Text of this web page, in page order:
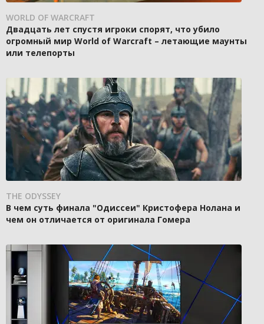
WORLD OF WARCRAFT
Двадцать лет спустя игроки спорят, что убило
огромный мир World of Warcraft – летающие маунты
или телепорты
THE ODYSSEY
В чем суть финала "Одиссеи" Кристофера Нолана и
чем он отличается от оригинала Гомера